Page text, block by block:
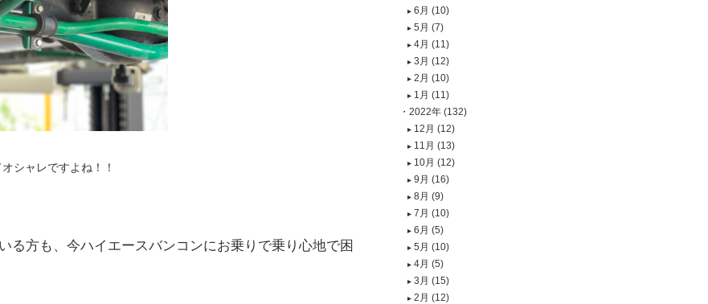
シャレですよね！！
る方も、今ハイエースバンコンにお乗りで乗り心地で困
6月 (10)
5月 (7)
4月 (11)
3月 (12)
2月 (10)
1月 (11)
2022年 (132)
12月 (12)
11月 (13)
10月 (12)
9月 (16)
8月 (9)
7月 (10)
6月 (5)
5月 (10)
4月 (5)
3月 (15)
2月 (12)